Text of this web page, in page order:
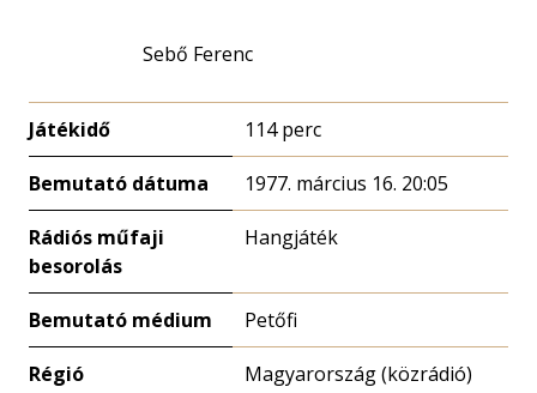
Sebő Ferenc
Játékidő 114 perc
Bemutató dátuma 1977. március 16. 20:05
Rádiós műfaji
besorolás
Hangjáték
Bemutató médium Petőfi
Régió Magyarország (közrádió)